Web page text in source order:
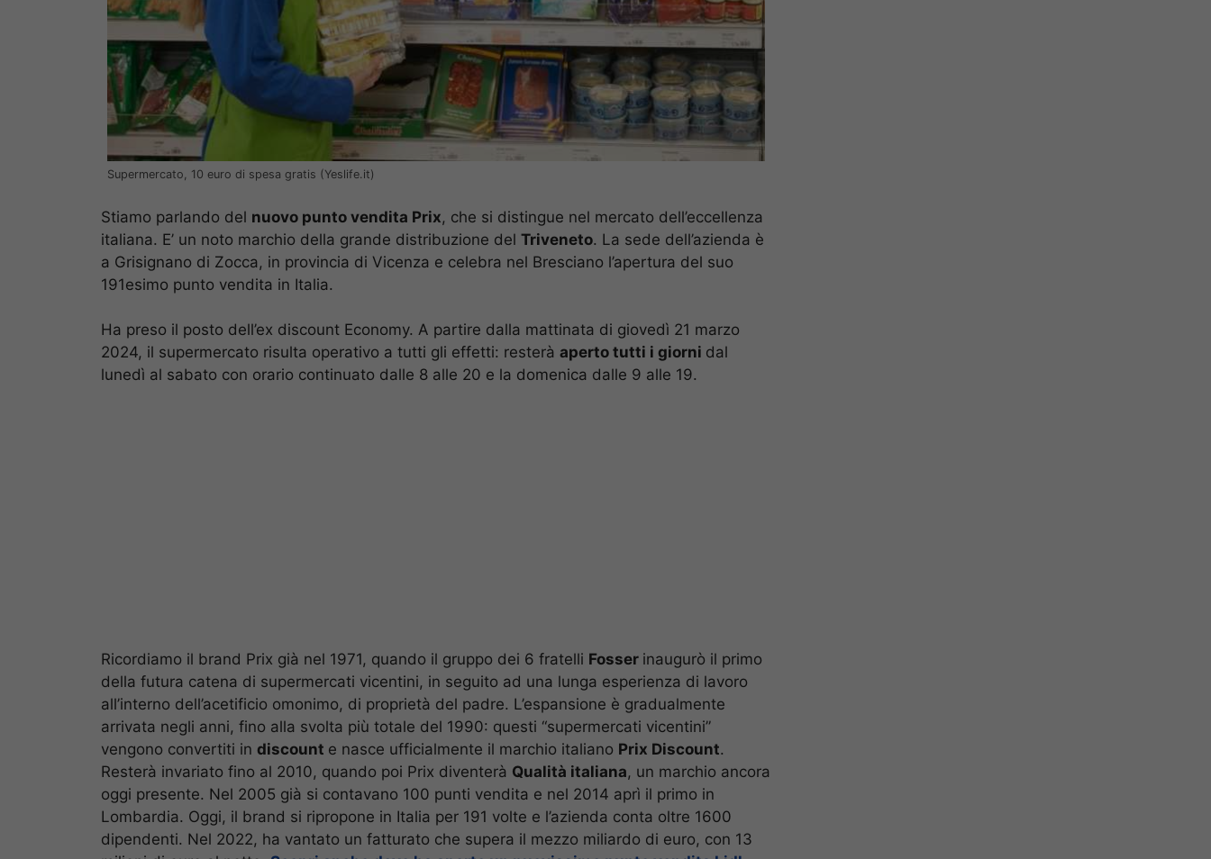
Supermercato, 10 euro di spesa gratis (Yeslife.it)
Stiamo parlando del nuovo punto vendita Prix, che si distingue nel mercato dell’eccellenza
italiana. E’ un noto marchio della grande distribuzione del Triveneto. La sede dell’azienda è
a Grisignano di Zocca, in provincia di Vicenza e celebra nel Bresciano l’apertura del suo
191esimo punto vendita in Italia.
Ha preso il posto dell’ex discount Economy. A partire dalla mattinata di giovedì 21 marzo
2024, il supermercato risulta operativo a tutti gli effetti: resterà aperto tutti i giorni dal
lunedì al sabato con orario continuato dalle 8 alle 20 e la domenica dalle 9 alle 19.
Ricordiamo il brand Prix già nel 1971, quando il gruppo dei 6 fratelli Fosser inaugurò il primo
della futura catena di supermercati vicentini, in seguito ad una lunga esperienza di lavoro
all’interno dell’acetificio omonimo, di proprietà del padre. L’espansione è gradualmente
arrivata negli anni, fino alla svolta più totale del 1990: questi “supermercati vicentini”
vengono convertiti in discount e nasce ufficialmente il marchio italiano Prix Discount.
Resterà invariato fino al 2010, quando poi Prix diventerà Qualità italiana, un marchio ancora
oggi presente. Nel 2005 già si contavano 100 punti vendita e nel 2014 aprì il primo in
Lombardia. Oggi, il brand si ripropone in Italia per 191 volte e l’azienda conta oltre 1600
dipendenti. Nel 2022, ha vantato un fatturato che supera il mezzo miliardo di euro, con 13